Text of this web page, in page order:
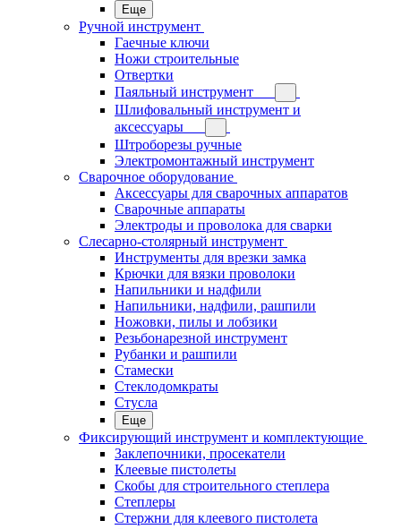
Еще
Ручной инструмент
Гаечные ключи
Ножи строительные
Отвертки
Паяльный инструмент
Шлифовальный инструмент и
аксессуары
Штроборезы ручные
Электромонтажный инструмент
Сварочное оборудование
Аксессуары для сварочных аппаратов
Сварочные аппараты
Электроды и проволока для сварки
Слесарно-столярный инструмент
Инструменты для врезки замка
Крючки для вязки проволоки
Напильники и надфили
Напильники, надфили, рашпили
Ножовки, пилы и лобзики
Резьбонарезной инструмент
Рубанки и рашпили
Стамески
Стеклодомкраты
Стусла
Еще
Фиксирующий инструмент и комплектующие
Заклепочники, просекатели
Клеевые пистолеты
Скобы для строительного степлера
Степлеры
Стержни для клеевого пистолета